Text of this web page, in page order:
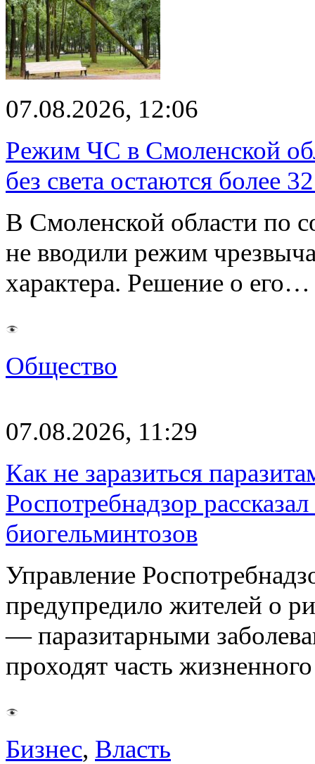
07.08.2026, 12:06
Режим ЧС в Смоленской
без света остаются более
В Смоленской области по
не вводили режим
характера. Решение о его…
Общество
07.08.2026, 11:29
Как не заразиться
Роспотребнадзор
биогельминтозов
Управление
предупредило жителей о
— паразитарными
проходят часть
Бизнес, Власть